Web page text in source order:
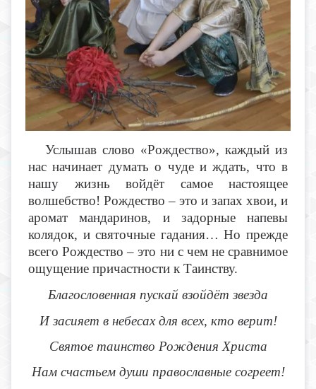
Услышав слово «Рождество», каждый из
нас начинает думать о чуде и ждать, что в
нашу жизнь войдёт самое настоящее
волшебство! Рождество – это и запах хвои, и
аромат мандаринов, и задорные напевы
колядок, и святочные гадания… Но прежде
всего Рождество – это ни с чем не сравнимое
ощущение причастности к Таинству.
Благословенная пускай взойдёт звезда
И засияет в небесах для всех, кто верит!
Святое таинство Рождения Христа
Нам счастьем души православные согреет!